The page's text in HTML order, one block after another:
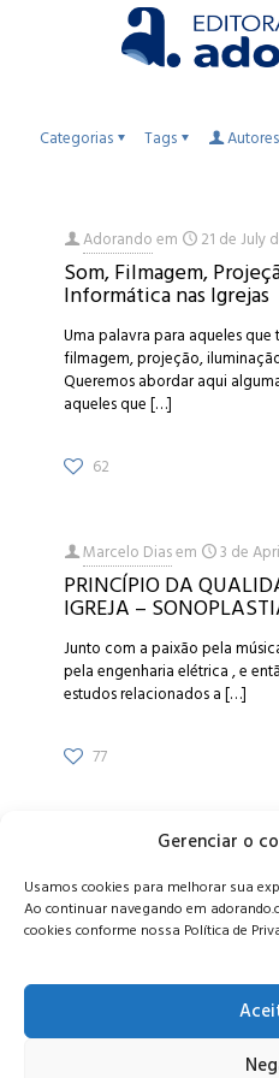
Gerenciar o
Usamos cookies para melhorar sua
Ao continuar navegando em
cookies conforme nossa Política de
Categorias Tags Autores
Adorandoem 21 de July
Som, Filmagem,
Informática nas Igrejas
Uma palavra para aqueles
filmagem, projeção,
Queremos abordar aqui
aqueles que[…]
62
Marcelo Diasem 3 de
PRINCÍPIO DA
IGREJA –
Junto com a paixão pela
pela engenharia elétrica , e
estudos relacionados a[…]
77
Alameda Oscar Niemeyer, 1033
Serra - Nova Lima/MG,
CONTATO: